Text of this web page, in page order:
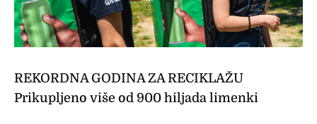
REKORDNA GODINA ZA RECIKLAŽU
Prikupljeno više od 900 hiljada limenki